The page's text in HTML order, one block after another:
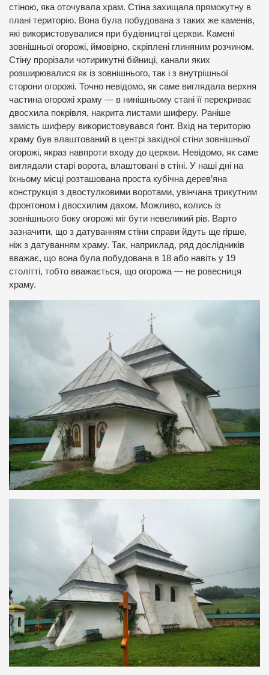
стіною, яка оточувала храм. Стіна захищала прямокутну в
плані територію. Вона була побудована з таких же каменів,
які використовувалися при будівництві церкви. Камені
зовнішньої огорожі, ймовірно, скріплені глиняним розчином.
Стіну прорізали чотирикутні бійниці, канали яких
розширювалися як із зовнішнього, так і з внутрішньої
сторони огорожі. Точно невідомо, як саме виглядала верхня
частина огорожі храму — в нинішньому стані її перекриває
двосхила покрівля, накрита листами шиферу. Раніше
замість шиферу використовувався ґонт. Вхід на територію
храму був влаштований в центрі західної стіни зовнішньої
огорожі, якраз навпроти входу до церкви. Невідомо, як саме
виглядали старі ворота, влаштовані в стіні. У наші дні на
їхньому місці розташована проста кубічна дерев’яна
конструкція з двостулковими воротами, увінчана трикутним
фронтоном і двосхилим дахом. Можливо, колись із
зовнішнього боку огорожі міг бути невеликий рів. Варто
зазначити, що з датуванням стіни справи йдуть ще гірше,
ніж з датуванням храму. Так, наприклад, ряд дослідників
вважає, що вона була побудована в 18 або навіть у 19
столітті, тобто вважається, що огорожа — не ровесниця
храму.